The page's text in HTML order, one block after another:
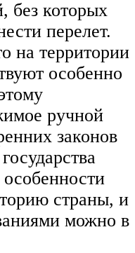
без которых
перелет.
на территории
особенно
ручной
законов
страны, и
можно в